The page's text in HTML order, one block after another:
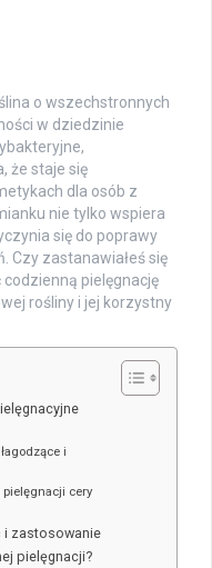
o wszechstronnych
w dziedzinie
że staje się
dla osób z
nie tylko wspiera
się do poprawy
Czy zastanawiałeś się
pielęgnację
rośliny i jej korzystny
i
cery
i zastosowanie
pielęgnacji?